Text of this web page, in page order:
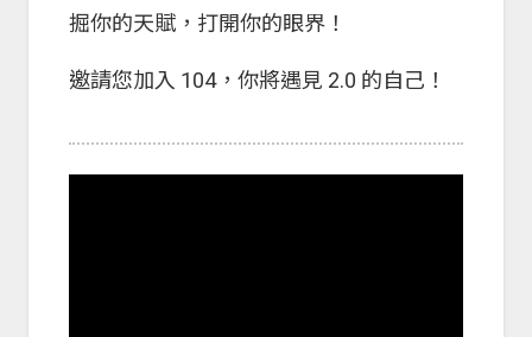
掘你的天賦，打開你的眼界！
邀請您加入 104，你將遇見 2.0 的自己！